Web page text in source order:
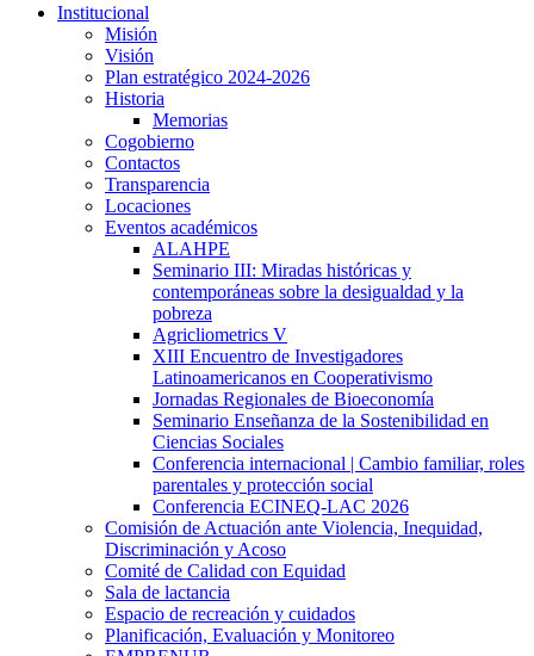
Institucional
Misión
Visión
Plan estratégico 2024-2026
Historia
Memorias
Cogobierno
Contactos
Transparencia
Locaciones
Eventos académicos
ALAHPE
Seminario III: Miradas históricas y
contemporáneas sobre la desigualdad y la
pobreza
Agricliometrics V
XIII Encuentro de Investigadores
Latinoamericanos en Cooperativismo
Jornadas Regionales de Bioeconomía
Seminario Enseñanza de la Sostenibilidad en
Ciencias Sociales
Conferencia internacional | Cambio familiar, roles
parentales y protección social
Conferencia ECINEQ-LAC 2026
Comisión de Actuación ante Violencia, Inequidad,
Discriminación y Acoso
Comité de Calidad con Equidad
Sala de lactancia
Espacio de recreación y cuidados
Planificación, Evaluación y Monitoreo